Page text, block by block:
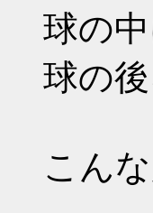
球の
球の後
こん